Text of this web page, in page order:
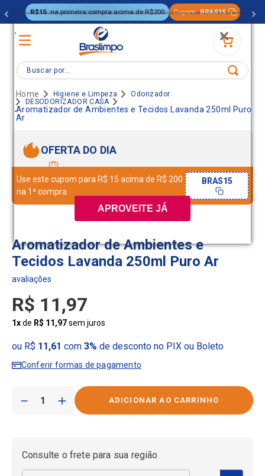
.
.
APROVEITE JÁ
R$15 na primeira compra acima de R$200 Cupom: BRAS15
Buscar por...
Higiene e Limpeza
Odorizador
DESODORIZADOR CASA
Aromatizador de Ambientes e Tecidos Lavanda 250ml Puro
Ar
OFERTA DO DIA
Use este cupom para R$ 15 acima de R$ 200
na 1ª compra
BRAS15
Aromatizador de Ambientes e
Tecidos Lavanda 250ml Puro Ar
R$ 11,97
1xde R$ 11,97sem juros
ou R$ 11,61 com 3% de desconto no PIX ou Boleto
Conferir formas de pagamento
＋
－
Consulte o frete para sua região